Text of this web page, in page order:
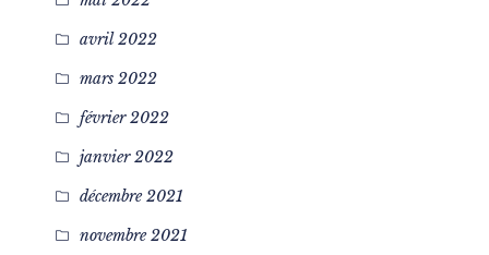
avril 2022
mars 2022
février 2022
janvier 2022
décembre 2021
novembre 2021